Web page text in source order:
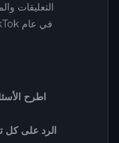
التعليقات
اطرح
الرد على كل